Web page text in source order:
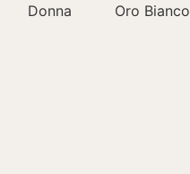
Donna Oro Bianco